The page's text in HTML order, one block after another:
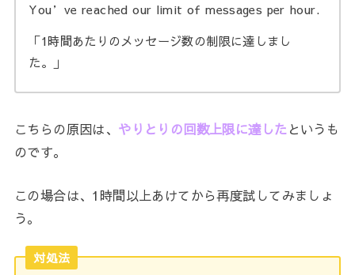
You’ve reached our limit of messages per hour.
「1時間あたりのメッセージ数の制限に達しまし
た。」
こちらの原因は、 やりとりの回数上限に達したというも
のです。
この場合は、1時間以上あけてから再度試してみましょ
う。
対処法